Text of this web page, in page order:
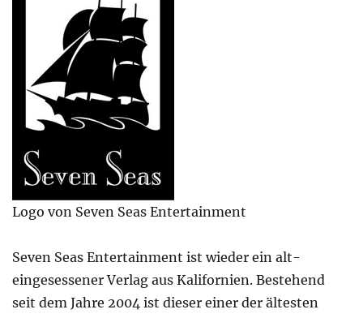
Logo von Seven Seas Entertainment
Seven Seas Entertainment ist wieder ein alt-
eingesessener Verlag aus Kalifornien. Bestehend
seit dem Jahre 2004 ist dieser einer der ältesten